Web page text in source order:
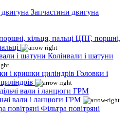
Запчастини двигуна
ЦПГ, поршні,
Колінвали і шатуни
Головки і
вали і ланцюги ГРМ
Фільтра повітряні